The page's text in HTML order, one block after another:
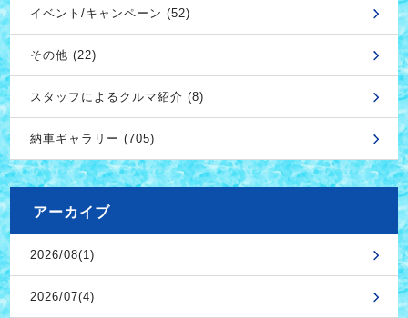
イベント/キャンペーン (52)
その他 (22)
スタッフによるクルマ紹介 (8)
納車ギャラリー (705)
アーカイブ
2026/08(1)
2026/07(4)